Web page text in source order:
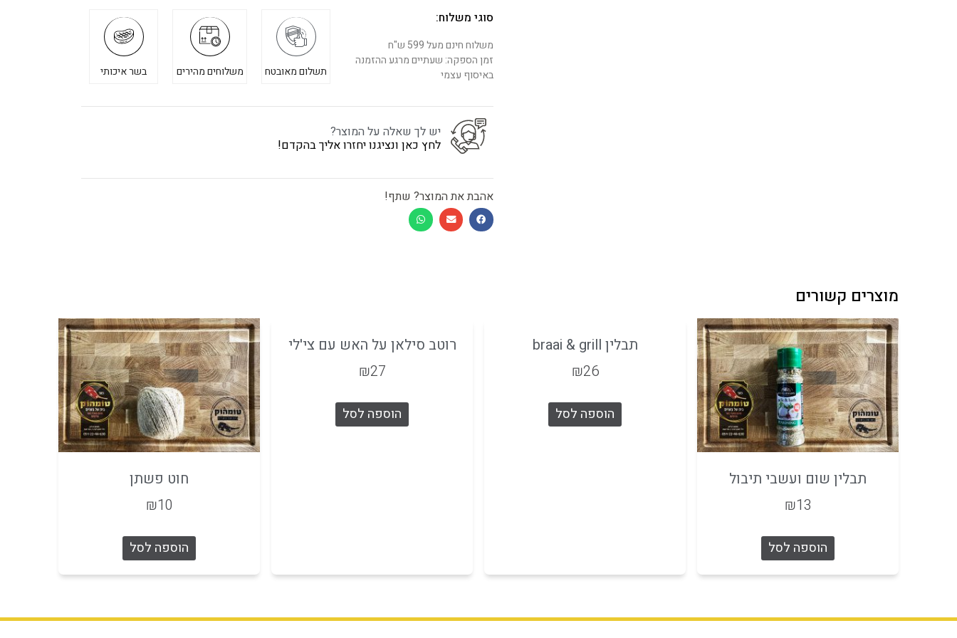
סוגי משלוח:
משלוח חינם מעל 599 ש"ח
זמן הספקה: שעתיים מרגע ההזמנה
באיסוף עצמי
תשלום מאובטח משלוחים מהירים בשר איכותי
יש לך שאלה על המוצר?
לחץ כאן ונציגנו יחזרו אליך בהקדם!
אהבת את המוצר? שתף!
מוצרים קשורים
תבלין שום ועשבי תיבול
₪13
הוספה לסל
תבלין braai & grill
₪26
הוספה לסל
רוטב סילאן על האש עם צי'לי
₪27
הוספה לסל
חוט פשתן
₪10
הוספה לסל